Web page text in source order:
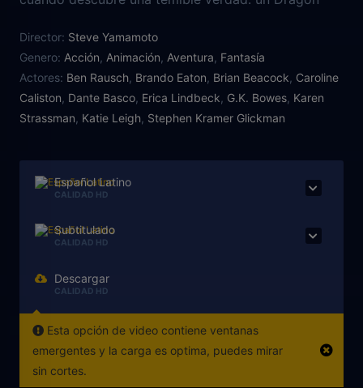
Director: Steve Yamamoto
Genero: Acción Animación Aventura Fantasía
Actores: Ben Rausch Brando Eaton Brian Beacock Caroline
Caliston Dante Basco Erica Lindbeck G.K. Bowes Karen
Strassman Katie Leigh Stephen Kramer Glickman
Español Latino
CALIDAD HD
Subtitulado
CALIDAD HD
Descargar
CALIDAD HD
Esta opción de video contiene ventanas
emergentes y la carga es optima, puedes mirar
sin cortes.